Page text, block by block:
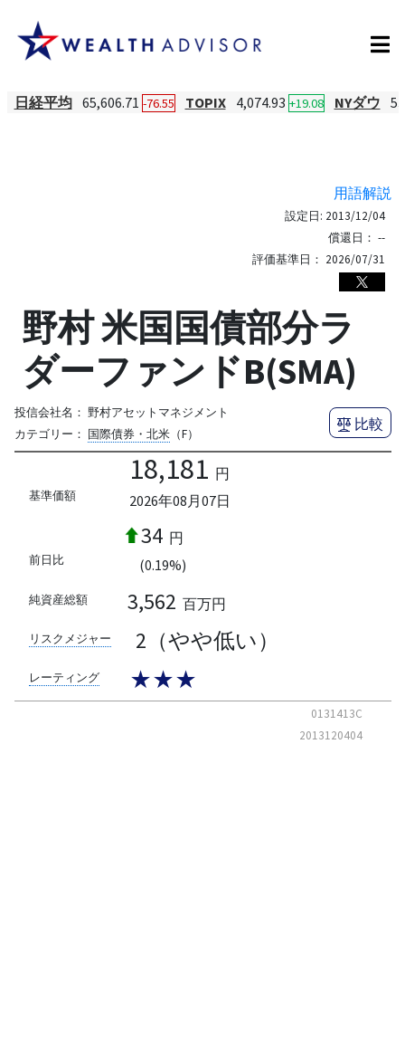
日経平均 65,606.71 -76.55 TOPIX 4,074.93 +19.08 NYダウ
用語解説
設定日: 2013/12/04
償還日： --
評価基準日： 2026/07/31
野村 米国国債部分ラ
ダーファンドB(SMA)
投信会社名： 野村アセットマネジメント
カテゴリー： 国際債券・北米（F）
比較
基準価額
18,181 円
2026年08月07日
前日比
34 円
(0.19%)
純資産総額 3,562 百万円
リスクメジャー 2（やや低い）
レーティング ★★★
0131413C
2013120404